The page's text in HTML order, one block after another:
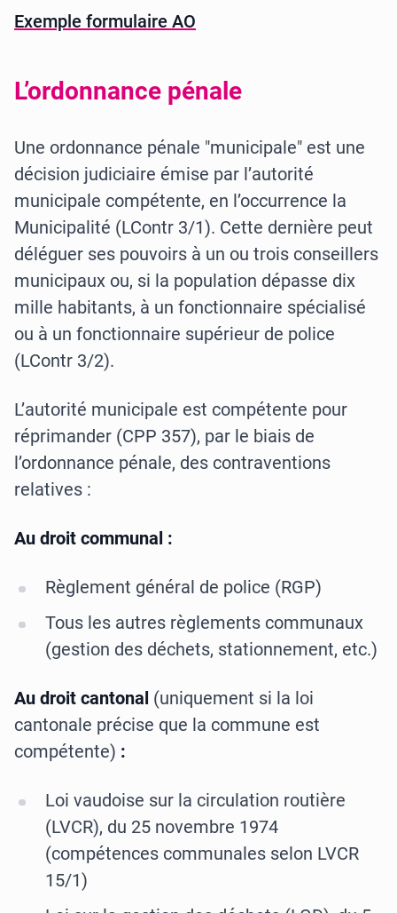
Exemple formulaire AO
L’ordonnance pénale
Une ordonnance pénale "municipale" est une
décision judiciaire émise par l’autorité
municipale compétente, en l’occurrence la
Municipalité (LContr 3/1). Cette dernière peut
déléguer ses pouvoirs à un ou trois conseillers
municipaux ou, si la population dépasse dix
mille habitants, à un fonctionnaire spécialisé
ou à un fonctionnaire supérieur de police
(LContr 3/2).
L’autorité municipale est compétente pour
réprimander (CPP 357), par le biais de
l’ordonnance pénale, des contraventions
relatives :
Au droit communal :
Règlement général de police (RGP)
Tous les autres règlements communaux
(gestion des déchets, stationnement, etc.)
Au droit cantonal (uniquement si la loi
cantonale précise que la commune est
compétente) :
Loi vaudoise sur la circulation routière
(LVCR), du 25 novembre 1974
(compétences communales selon LVCR
15/1)